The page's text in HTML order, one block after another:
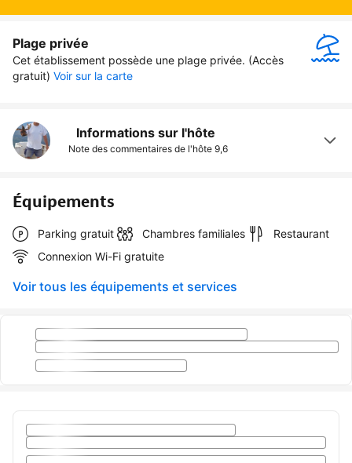
Plage privée
Cet établissement possède une plage privée. (Accès
gratuit) Voir sur la carte
Informations sur l'hôte
Note des commentaires de l'hôte 9,6
Équipements
Parking gratuit Chambres familiales
Restaurant
Connexion Wi-Fi gratuite
Voir tous les équipements et services